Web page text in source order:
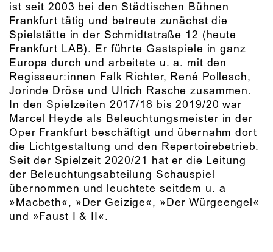
ist seit 2003 bei den Städtischen Bühnen
Frankfurt tätig und betreute zunächst die
Spielstätte in der Schmidtstraße 12 (heute
Frankfurt LAB). Er führte Gastspiele in ganz
Europa durch und arbeitete u. a. mit den
Regisseur:innen Falk Richter, René Pollesch,
Jorinde Dröse und Ulrich Rasche zusammen.
In den Spielzeiten 2017/18 bis 2019/20 war
Marcel Heyde als Beleuchtungsmeister in der
Oper Frankfurt beschäftigt und übernahm dort
die Lichtgestaltung und den Repertoirebetrieb.
Seit der Spielzeit 2020/21 hat er die Leitung
der Beleuchtungsabteilung Schauspiel
übernommen und leuchtete seitdem u. a
»Macbeth«, »Der Geizige«, »Der Würgeengel«
und »Faust I & II«.